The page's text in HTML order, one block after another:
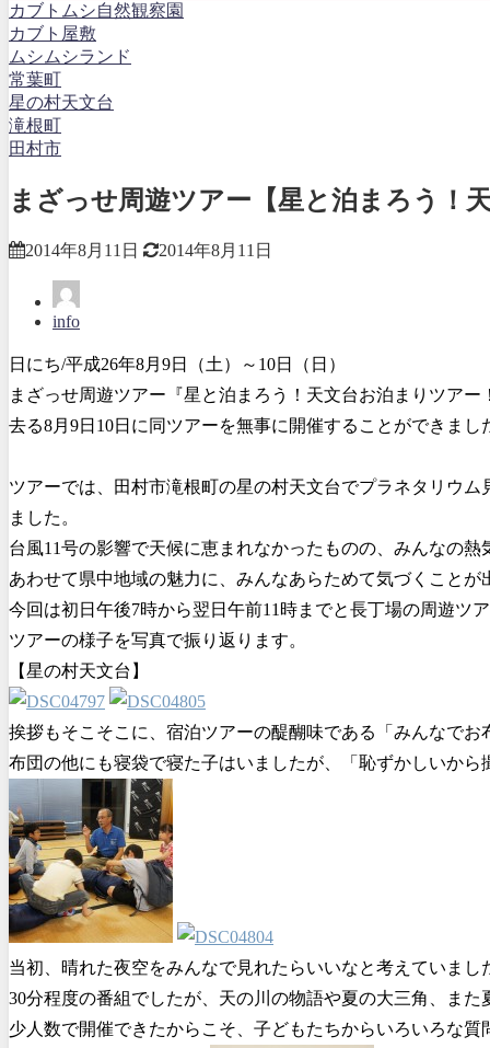
カブトムシ自然観察園
カブト屋敷
ムシムシランド
常葉町
星の村天文台
滝根町
田村市
まざっせ周遊ツアー【星と泊まろう！
2014年8月11日 2014年8月11日
info
日にち/平成26年8月9日（土）～10日（日）
まざっせ周遊ツアー『星と泊まろう！天文台お泊まりツア
去る8月9日10日に同ツアーを無事に開催することができまし
ツアーでは、田村市滝根町の星の村天文台でプラネタリウ
ました。
台風11号の影響で天候に恵まれなかったものの、みんなの
あわせて県中地域の魅力に、みんなあらためて気づくこと
今回は初日午後7時から翌日午前11時までと長丁場の周遊ツ
ツアーの様子を写真で振り返ります。
【星の村天文台】
挨拶もそこそこに、宿泊ツアーの醍醐味である「みんなでお
布団の他にも寝袋で寝た子はいましたが、「恥ずかしいから
当初、晴れた夜空をみんなで見れたらいいなと考えていま
30分程度の番組でしたが、天の川の物語や夏の大三角、ま
少人数で開催できたからこそ、子どもたちからいろいろな質